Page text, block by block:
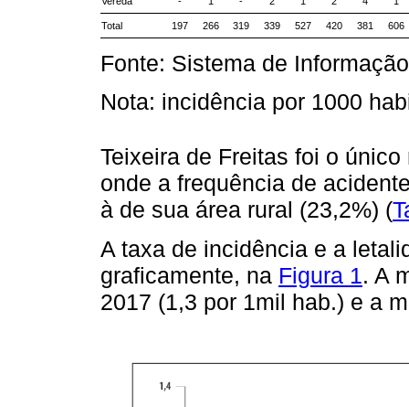
Total 197 266 319 339 527 420 381 606
Fonte: Sistema de
Nota: incidência por 1000
Teixeira de Freitas foi o
onde a frequência de
à de sua área rural (23,2%) (
A taxa de incidência e a
graficamente, na Figura 1 . A
2017 (1,3 por 1mil hab.) e a